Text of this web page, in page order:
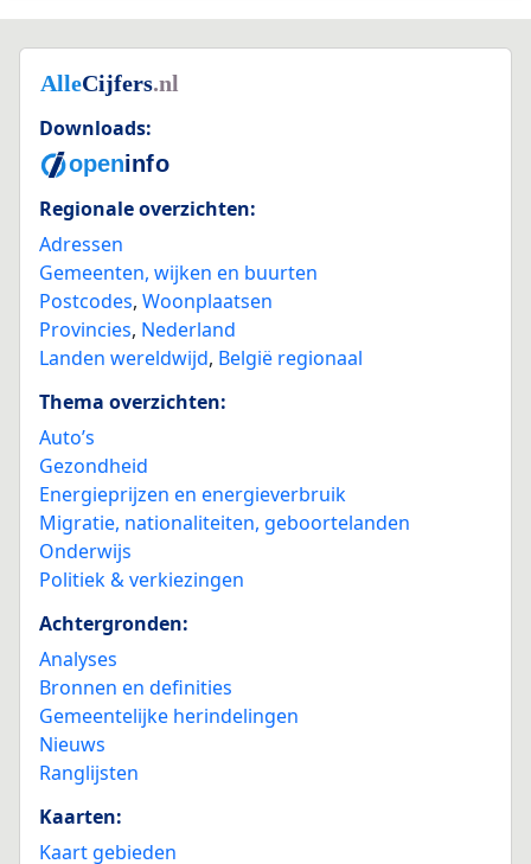
Downloads:
Regionale overzichten:
Adressen
Gemeenten, wijken en buurten
Postcodes, Woonplaatsen
Provincies, Nederland
Landen wereldwijd, België regionaal
Thema overzichten:
Auto’s
Gezondheid
Energieprijzen en energieverbruik
Migratie, nationaliteiten, geboortelanden
Onderwijs
Politiek & verkiezingen
Achtergronden:
Analyses
Bronnen en definities
Gemeentelijke herindelingen
Nieuws
Ranglijsten
Kaarten:
Kaart gebieden